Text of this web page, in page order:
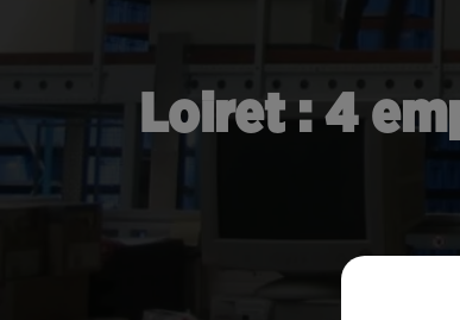
Loiret : 4